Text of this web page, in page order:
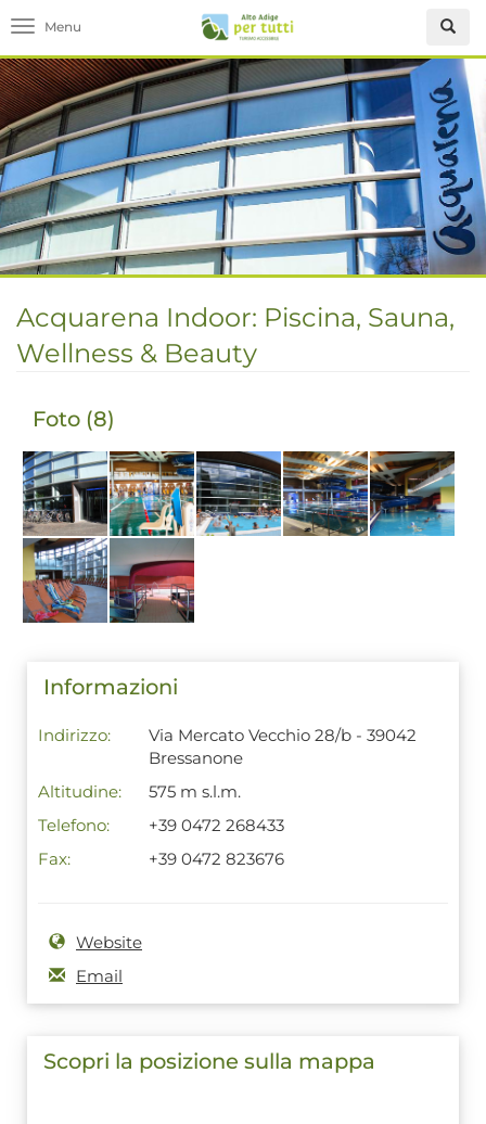
Toggle navigation
Acquarena Indoor: Piscina, Sauna,
Wellness & Beauty
Foto (8)
Informazioni
Indirizzo:
Via Mercato Vecchio 28/b - 39042
Bressanone
Altitudine:
575 m s.l.m.
Telefono:
+39 0472 268433
Fax:
+39 0472 823676
Website
Email
Scopri la posizione sulla mappa